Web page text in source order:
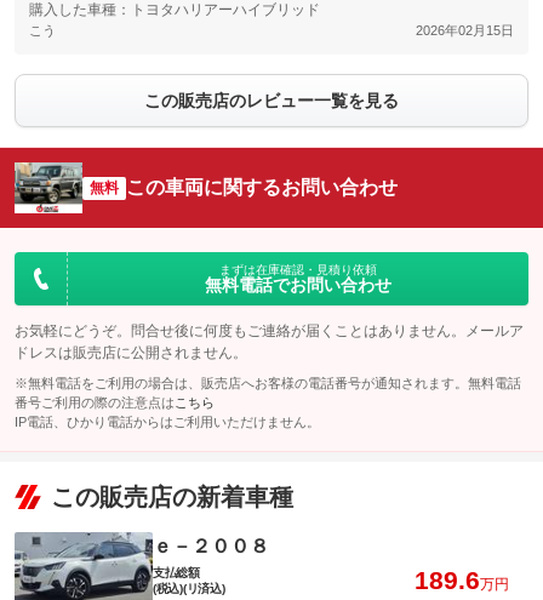
購入した車種：トヨタハリアーハイブリッド
こう 2026年02月15日
この販売店のレビュー一覧を見る
無料 この車両に関するお問い合わせ
まずは在庫確認・見積り依頼
無料電話でお問い合わせ
お気軽にどうぞ。問合せ後に何度もご連絡が届くことはありません。メールア
ドレスは販売店に公開されません。
※無料電話をご利用の場合は、販売店へお客様の電話番号が通知されます。無料電話
番号ご利用の際の注意点は こちら
IP電話、ひかり電話からはご利用いただけません。
この販売店の新着車種
ｅ－２００８
支払総額
(税込)(リ済込)
189.6万円